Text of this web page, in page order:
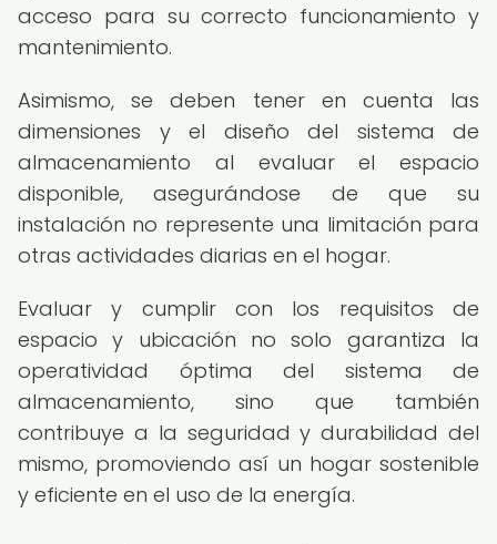
acceso para su correcto funcionamiento y
mantenimiento.
Asimismo, se deben tener en cuenta las
dimensiones y el diseño del sistema de
almacenamiento al evaluar el espacio
disponible, asegurándose de que su
instalación no represente una limitación para
otras actividades diarias en el hogar.
Evaluar y cumplir con los requisitos de
espacio y ubicación no solo garantiza la
operatividad óptima del sistema de
almacenamiento, sino que también
contribuye a la seguridad y durabilidad del
mismo, promoviendo así un hogar sostenible
y eficiente en el uso de la energía.